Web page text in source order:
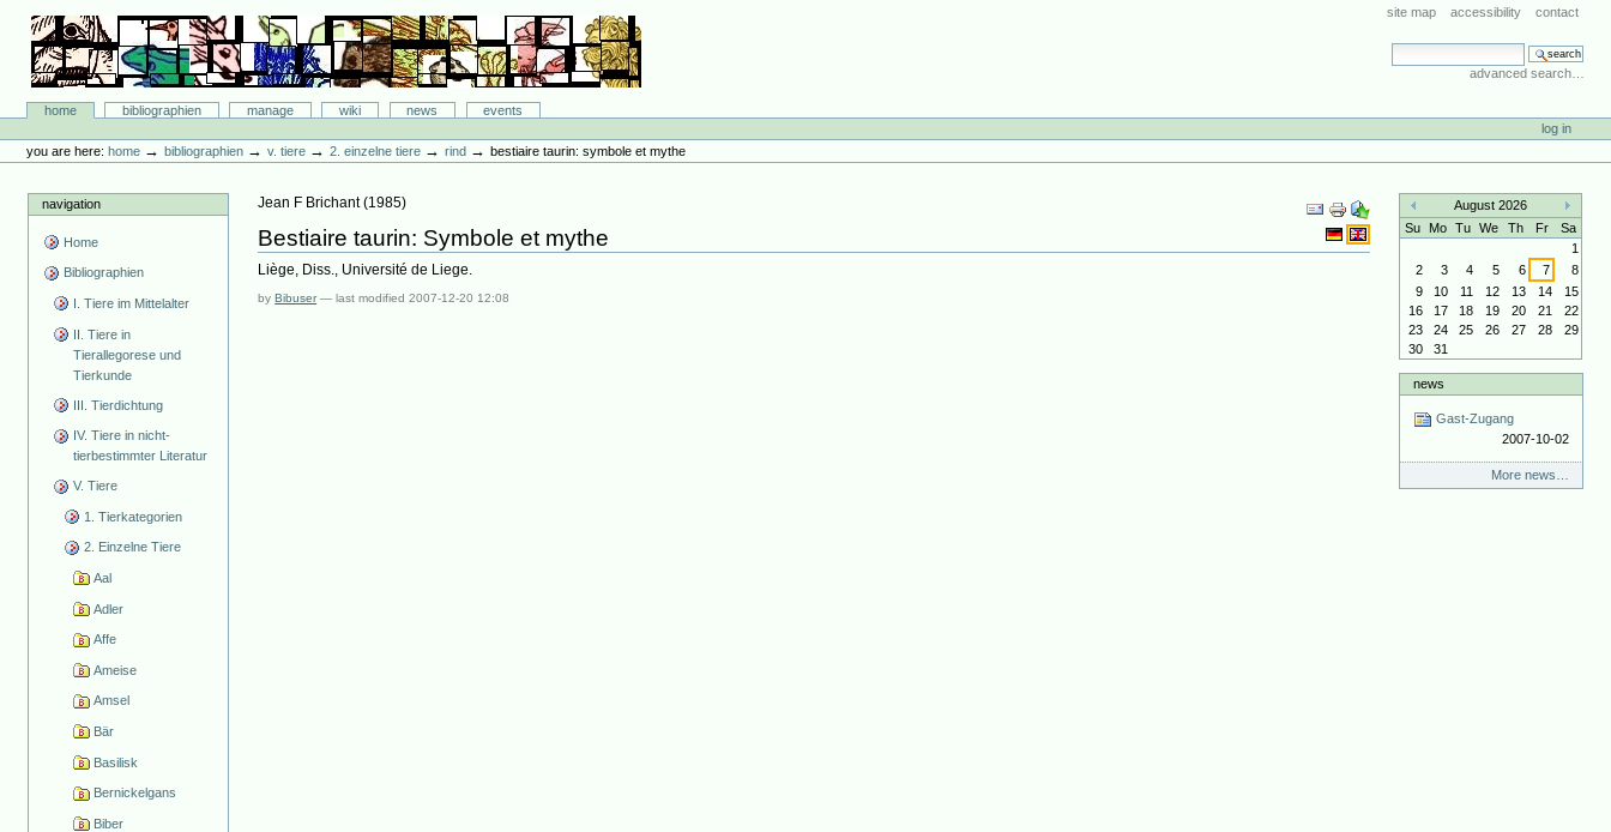
content.
navigation
site map accessibility contact
search site
advanced search…
Bibliographie-Portal
Sectionshome bibliographien manage wiki news
events
tools
log in
you are here: home →bibliographien →v. tiere →2. einzelne tiere →rind →bestiaire taurin: symbole et mythe
navigation
Home
Bibliographien
I. Tiere im Mittelalter
II. Tiere in
Tierallegorese und
Tierkunde
III. Tierdichtung
IV. Tiere in nicht-
tierbestimmter Literatur
V. Tiere
1. Tierkategorien
2. Einzelne Tiere
Aal
Adler
Affe
Ameise
Amsel
Bär
Basilisk
Bernickelgans
Biber
Document
Actions
Jean F Brichant(1985)
Bestiaire taurin: Symbole et mythe
Liège, Diss., Université de Liege.
byBibuser —last modified2007-12-20 12:08
«
August 2026
»
Su Mo Tu We Th Fr
Sa
1
2
3 4 5 6 7
8
9
10 11 12 13 14
15
16
17 18 19 20 21
22
23
24 25 26 27 28
29
30
31
news
Gast-Zugang
2007-10-02
More news…